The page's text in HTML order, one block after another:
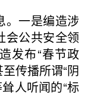
一是编造涉
会公共安全领
发布“春节政
传播所谓“阴
人听闻的“标